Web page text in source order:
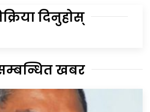
दिनुहोस्
खबर